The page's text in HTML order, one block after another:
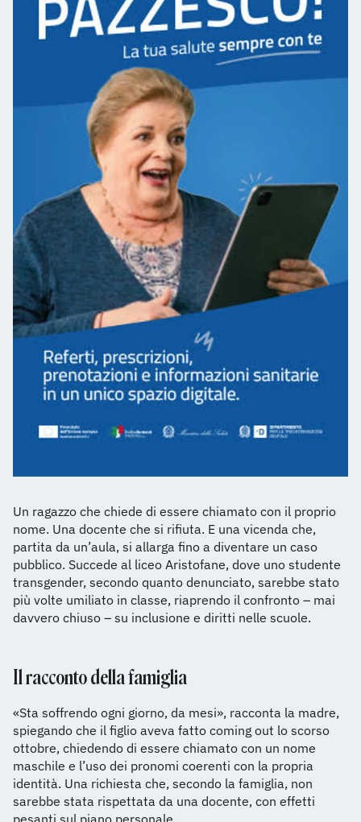
Un ragazzo che chiede di essere chiamato con il proprio
nome. Una docente che si rifiuta. E una vicenda che,
partita da un’aula, si allarga fino a diventare un caso
pubblico. Succede al liceo Aristofane, dove uno studente
transgender, secondo quanto denunciato, sarebbe stato
più volte umiliato in classe, riaprendo il confronto – mai
davvero chiuso – su inclusione e diritti nelle scuole.
Il racconto della famiglia
«Sta soffrendo ogni giorno, da mesi», racconta la madre,
spiegando che il figlio aveva fatto coming out lo scorso
ottobre, chiedendo di essere chiamato con un nome
maschile e l’uso dei pronomi coerenti con la propria
identità. Una richiesta che, secondo la famiglia, non
sarebbe stata rispettata da una docente, con effetti
pesanti sul piano personale.